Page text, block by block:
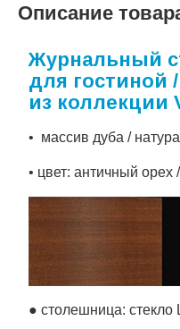
Описание
Журнальный
для гостиной
из коллекции
• массив дуба /
• цвет: античный орех
● столешница: стекло